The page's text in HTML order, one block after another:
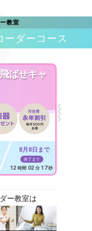
教室
ーダーコース
ばせキャ
8月8日まで
終了まで
12 時間 02 分 15 秒
ー教室は